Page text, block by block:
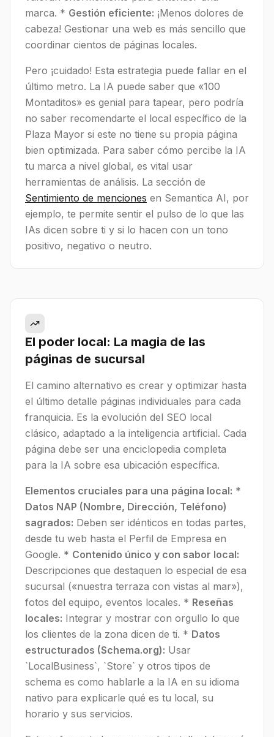
marca. * Gestión eficiente: ¡Menos dolores de
cabeza! Gestionar una web es más sencillo que
coordinar cientos de páginas locales.
Pero ¡cuidado! Esta estrategia puede fallar en el
último metro. La IA puede saber que «100
Montaditos» es genial para tapear, pero podría
no saber recomendarte el local específico de la
Plaza Mayor si este no tiene su propia página
bien optimizada. Para saber cómo percibe la IA
tu marca a nivel global, es vital usar
herramientas de análisis. La sección de
Sentimiento de menciones en Semantica AI, por
ejemplo, te permite sentir el pulso de lo que las
IAs dicen sobre ti y si lo hacen con un tono
positivo, negativo o neutro.
El poder local: La magia de las
páginas de sucursal
El camino alternativo es crear y optimizar hasta
el último detalle páginas individuales para cada
franquicia. Es la evolución del SEO local
clásico, adaptado a la inteligencia artificial. Cada
página debe ser una enciclopedia completa
para la IA sobre esa ubicación específica.
Elementos cruciales para una página local: *
Datos NAP (Nombre, Dirección, Teléfono)
sagrados: Deben ser idénticos en todas partes,
desde tu web hasta el Perfil de Empresa en
Google. * Contenido único y con sabor local:
Descripciones que destaquen lo especial de esa
sucursal («nuestra terraza con vistas al mar»),
fotos del equipo, eventos locales. * Reseñas
locales: Integrar y mostrar con orgullo lo que
los clientes de la zona dicen de ti. * Datos
estructurados (Schema.org): Usar
`LocalBusiness`, `Store` y otros tipos de
schema es como hablarle a la IA en su idioma
nativo para explicarle qué es tu local, su
horario y sus servicios.